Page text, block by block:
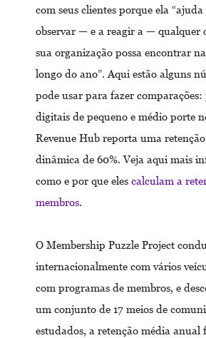
com seus clientes porque ela “ajuda
observar — e a reagir a — qualquer
sua organização possa encontrar
longo do ano”. Aqui estão alguns
pode usar para fazer comparações:
digitais de pequeno e médio porte
Revenue Hub reporta uma
dinâmica de 60%. Veja aqui mais
como e por que eles calculam a
membros.
O Membership Puzzle Project
internacionalmente com vários
com programas de membros, e
um conjunto de 17 meios de
estudados, a retenção média anual